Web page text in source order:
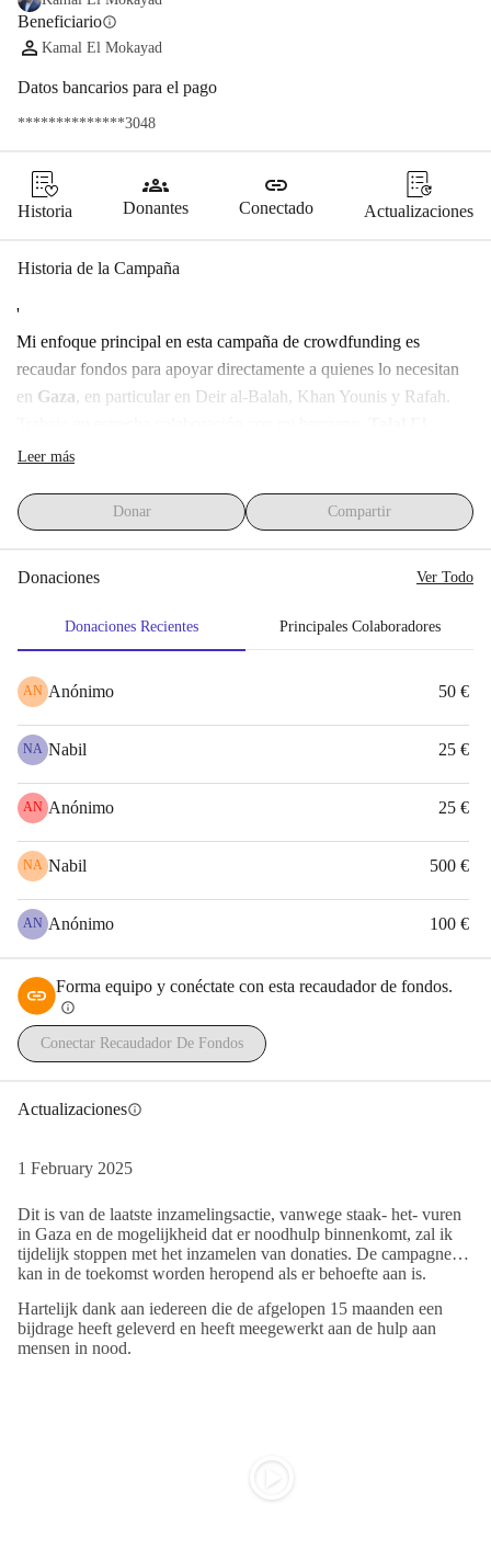
Beneficiarioinfo
Kamal El Mokayad
Datos bancarios para el pago
**************3048
Historia
groups
Donantes
link
Conectado Actualizaciones
Historia de la Campaña
'
Mi enfoque principal en esta campaña de crowdfunding es
recaudar fondos para apoyar directamente a quienes lo necesitan
en Gaza, en particular en Deir al-Balah, Khan Younis y Rafah.
Mokayad
Los principales elementos que se distribuirán incluyen
de alimentos y dinero.
donaciones.
Agradezco su apoyo.
Kamal El Mokayad,
Helmond, Países Bajos
Leer más
Donar Compartir
Donaciones Ver Todo
Donaciones Recientes Principales Colaboradores
AN Anónimo 50 €
NA Nabil 25 €
AN Anónimo 25 €
NA Nabil 500 €
AN Anónimo 100 €
Forma equipo y conéctate con esta recaudador de fondos.
info
Conectar Recaudador De Fondos
Actualizacionesinfo
1 February 2025
Dit is van de laatste inzamelingsactie, vanwege staak- het- vuren
in Gaza en de mogelijkheid dat er noodhulp binnenkomt, zal ik
tijdelijk stoppen met het inzamelen van donaties. De campagne
kan in de toekomst worden heropend als er behoefte aan is.
Hartelijk dank aan iedereen die de afgelopen 15 maanden een
bijdrage heeft geleverd en heeft meegewerkt aan de hulp aan
mensen in nood.